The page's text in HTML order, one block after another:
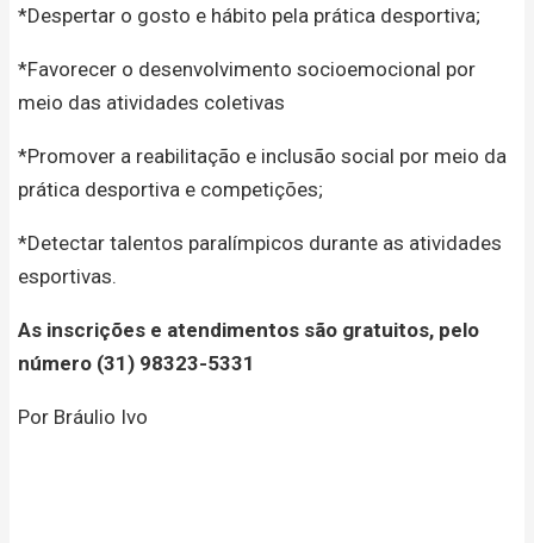
*Despertar o gosto e hábito pela prática desportiva;
*Favorecer o desenvolvimento socioemocional por
meio das atividades coletivas
*Promover a reabilitação e inclusão social por meio da
prática desportiva e competições;
*Detectar talentos paralímpicos durante as atividades
esportivas.
As inscrições e atendimentos são gratuitos, pelo
número (31) 98323-5331
Por Bráulio Ivo